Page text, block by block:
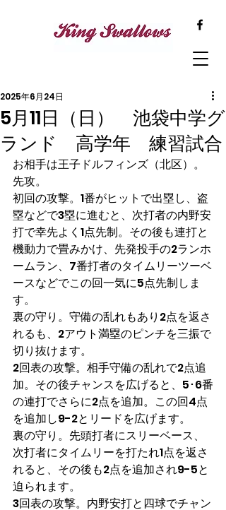
5月11日（日） 池袋中学グ
ランド 高学年 練習試合
2025年6月24日
お相手は王子ドルフィンズ（北区）。
先攻。
初回の攻撃。1番がヒットで出塁し、盗
塁などで3塁に進むと、次打者の内野安
打で幸先よく1点先制。その後も連打と
機動力で畳みかけ、先発投手の2ランホ
ームラン、7番打者のタイムリーツーベ
ースなどでこの回一気に5点先制しま
す。
裏の守り。守備の乱れもあり2点を返さ
れるも、2アウト満塁のピンチを三振で
切り抜けます。
2回表の攻撃。相手守備の乱れで2点追
加。その後チャンスを広げると、5･6番
の連打でさらに2点を追加。この回4点
を追加し9-2とリードを広げます。
裏の守り。先頭打者にスリーベース、
次打者にタイムリーを打たれ1点を返さ
れると、その後も2点を追加され9-5と
迫られます。
3回表の攻撃。内野安打と四球でチャン